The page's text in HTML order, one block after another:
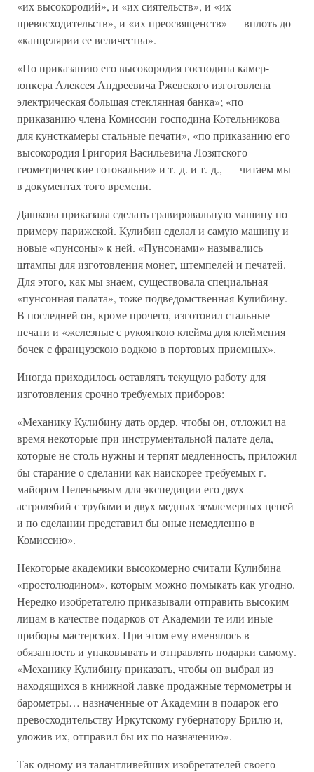
«их высокородий», и «их сиятельств», и «их
превосходительств», и «их преосвященств» — вплоть до
«канцелярии ее величества».
«По приказанию его высокородия господина камер-
юнкера Алексея Андреевича Ржевского изготовлена
электрическая большая стеклянная банка»; «по
приказанию члена Комиссии господина Котельникова
для кунсткамеры стальные печати», «по приказанию его
высокородия Григория Васильевича Лозятского
геометрические готовальни» и т. д. и т. д., — читаем мы
в документах того времени.
Дашкова приказала сделать гравировальную машину по
примеру парижской. Кулибин сделал и самую машину и
новые «пунсоны» к ней. «Пунсонами» назывались
штампы для изготовления монет, штемпелей и печатей.
Для этого, как мы знаем, существовала специальная
«пунсонная палата», тоже подведомственная Кулибину.
В последней он, кроме прочего, изготовил стальные
печати и «железные с рукояткою клейма для клеймения
бочек с французскою водкою в портовых приемных».
Иногда приходилось оставлять текущую работу для
изготовления срочно требуемых приборов:
«Механику Кулибину дать ордер, чтобы он, отложил на
время некоторые при инструментальной палате дела,
которые не столь нужны и терпят медленность, приложил
бы старание о сделании как наискорее требуемых г.
майором Пеленьевым для экспедиции его двух
астролябий с трубами и двух медных землемерных цепей
и по сделании представил бы оные немедленно в
Комиссию».
Некоторые академики высокомерно считали Кулибина
«простолюдином», которым можно помыкать как угодно.
Нередко изобретателю приказывали отправить высоким
лицам в качестве подарков от Академии те или иные
приборы мастерских. При этом ему вменялось в
обязанность и упаковывать и отправлять подарки самому.
«Механику Кулибину приказать, чтобы он выбрал из
находящихся в книжной лавке продажные термометры и
барометры… назначенные от Академии в подарок его
превосходительству Иркутскому губернатору Брилю и,
уложив их, отправил бы их по назначению».
Так одному из талантливейших изобретателей своего